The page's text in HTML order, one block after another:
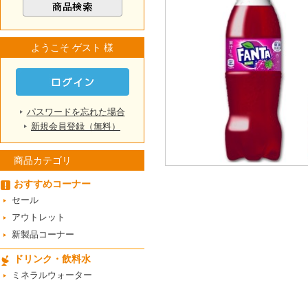
ようこそ ゲスト 様
パスワードを忘れた場合
新規会員登録（無料）
商品カテゴリ
おすすめコーナー
セール
アウトレット
新製品コーナー
ドリンク・飲料水
ミネラルウォーター